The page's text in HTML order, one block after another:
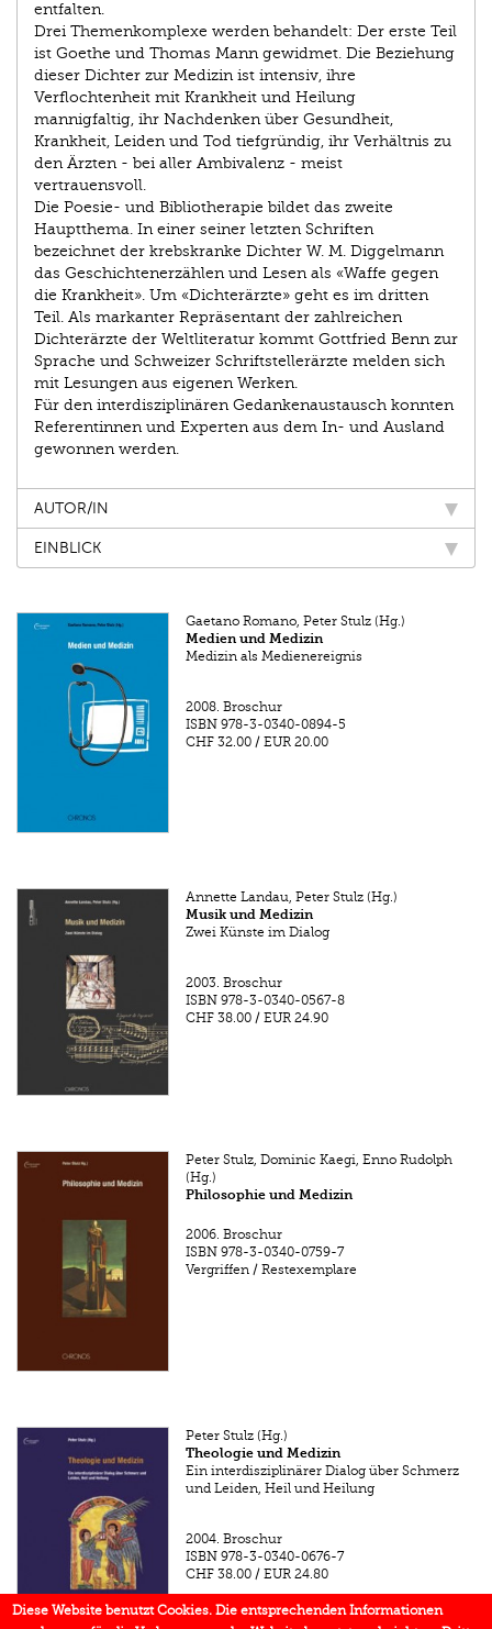
entfalten.
Drei Themenkomplexe werden behandelt: Der erste Teil
ist Goethe und Thomas Mann gewidmet. Die Beziehung
dieser Dichter zur Medizin ist intensiv, ihre
Verflochtenheit mit Krankheit und Heilung
mannigfaltig, ihr Nachdenken über Gesundheit,
Krankheit, Leiden und Tod tiefgründig, ihr Verhältnis zu
den Ärzten - bei aller Ambivalenz - meist
vertrauensvoll.
Die Poesie- und Bibliotherapie bildet das zweite
Hauptthema. In einer seiner letzten Schriften
bezeichnet der krebskranke Dichter W. M. Diggelmann
das Geschichtenerzählen und Lesen als «Waffe gegen
die Krankheit». Um «Dichterärzte» geht es im dritten
Teil. Als markanter Repräsentant der zahlreichen
Dichterärzte der Weltliteratur kommt Gottfried Benn zur
Sprache und Schweizer Schriftstellerärzte melden sich
mit Lesungen aus eigenen Werken.
Für den interdisziplinären Gedankenaustausch konnten
Referentinnen und Experten aus dem In- und Ausland
gewonnen werden.
AUTOR/IN
EINBLICK
Gaetano Romano, Peter Stulz (Hg.)
Medien und Medizin
Medizin als Medienereignis
2008. Broschur
ISBN 978-3-0340-0894-5
CHF 32.00 /EUR 20.00
Annette Landau, Peter Stulz (Hg.)
Musik und Medizin
Zwei Künste im Dialog
2003. Broschur
ISBN 978-3-0340-0567-8
CHF 38.00 /EUR 24.90
Peter Stulz, Dominic Kaegi, Enno Rudolph
(Hg.)
Philosophie und Medizin
2006. Broschur
ISBN 978-3-0340-0759-7
Vergriffen / Restexemplare
Peter Stulz (Hg.)
Theologie und Medizin
Ein interdisziplinärer Dialog über Schmerz
und Leiden, Heil und Heilung
2004. Broschur
ISBN 978-3-0340-0676-7
CHF 38.00 /EUR 24.80
Diese Website benutzt Cookies. Die entsprechenden Informationen